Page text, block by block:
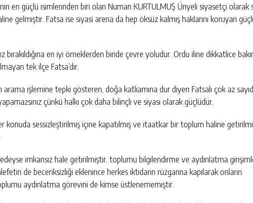
en güçlü isimlerinden biri olan Numan KURTULMUŞ Ünyeli siyasetçi olarak
gelmiştir. Fatsa ise siyasi arena da hep öksüz kalmış haklarını koruyan
bırakıldığına en iyi örneklerden biride çevre yoludur. Ordu iline dikkatlice
tek ilçe Fatsa’dır.
arama işlemine tepki gösteren, doğa katliamına dur diyen Fatsalı çok az
çünkü halkı çok daha bilinçli ve siyasi olarak güçlüdür.
konuda sessizleştirilmiş içine kapatılmış ve itaatkar bir toplum haline
imkansız hale getirilmiştir, toplumu bilgilendirme ve aydınlatma
de beceriksizliği eklenince herkes iktidarın rüzgarına kapılarak onların
aydınlatma görevini de kimse üstlenememiştir.